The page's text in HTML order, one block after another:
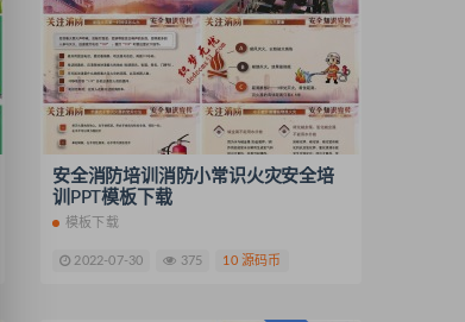
安全消防培训消防小常识火灾安全培
训PPT模板下载
模板下载
2022-07-30 375 10 源码币